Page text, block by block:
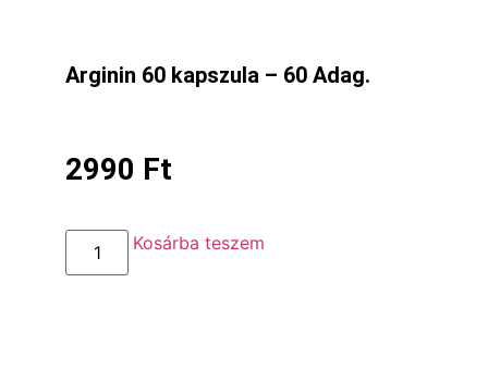
Arginin 60 kapszula – 60 Adag.
2990 Ft
Kosárba teszem